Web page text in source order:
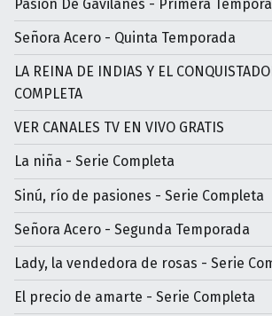
Pasión De Gavilanes - Primera
Señora Acero - Quinta Temporada
LA REINA DE INDIAS Y EL
COMPLETA
VER CANALES TV EN VIVO GRATIS
La niña - Serie Completa
Sinú, río de pasiones - Serie Completa
Señora Acero - Segunda Temporada
Lady, la vendedora de rosas - Serie
El precio de amarte - Serie Completa